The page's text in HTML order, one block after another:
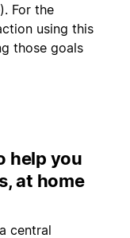
For the
using this
those goals
help you
at home
central